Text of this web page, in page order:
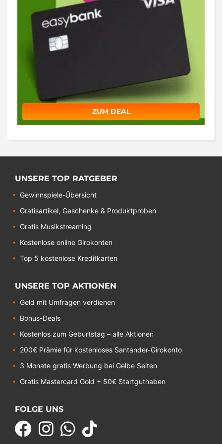
ZUM DEAL
UNSERE TOP RATGEBER
Gewinnspiele-Übersicht
Gratisartikel, Geschenke & Produktproben
Gratis Musikstreaming
Kostenlose online Girokonten
Top 5 kostenlose Kreditkarten
UNSERE TOP AKTIONEN
Geld mit Umfragen verdienen
Bonus-Deals
Kostenlos zum Geburtstag – alle Aktionen
200€ Prämie für kostenloses Santander-Girokonto
3 Monate gratis Werbung bei Gelbe Seiten
Gratis Mastercard Gold + 50€ Startguthaben
FOLGE UNS